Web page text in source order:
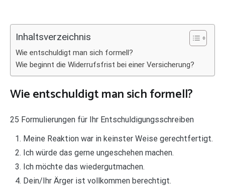
Inhaltsverzeichnis
Wie entschuldigt man sich formell?
Wie beginnt die Widerrufsfrist bei einer Versicherung?
Wie entschuldigt man sich formell?
25 Formulierungen für Ihr Entschuldigungsschreiben
Meine Reaktion war in keinster Weise gerechtfertigt.
Ich würde das gerne ungeschehen machen.
Ich möchte das wiedergutmachen.
Dein/Ihr Ärger ist vollkommen berechtigt.